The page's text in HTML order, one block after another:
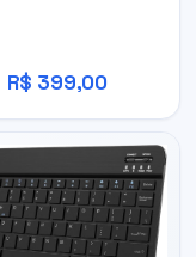
R$ 399,00